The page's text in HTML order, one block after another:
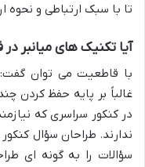
تا با سبک ارتباطی و نحوه
آیا تکنیک های میانبر در
با قاطعیت می توان
غالباً بر پایه حفظ کردن
در کنکور سراسری که
ندارند. طراحان سؤال
سؤالات را به گونه ای